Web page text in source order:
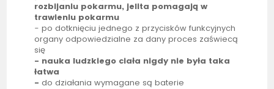
rozbijaniu pokarmu, jelita pomagają w
trawieniu pokarmu
- po dotknięciu jednego z przycisków funkcyjnych
organy odpowiedzialne za dany proces zaświecą
się
- nauka ludzkiego ciała nigdy nie była taka
łatwa
-do działania wymagane są baterie